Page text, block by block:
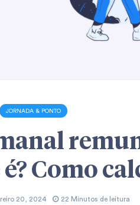
JORNADA & PONTO
é? Como
20, 2024 22 Minutos de leitura